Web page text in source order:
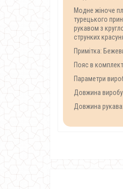
Модне жіноче
турецького
рукавом з
струнких
Примітка:
Пояс в
Параметри
Довжина
Довжина